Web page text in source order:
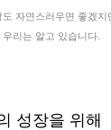
자연스러우면 좋겠
우리는 알고 있습니다.
성장을 위해